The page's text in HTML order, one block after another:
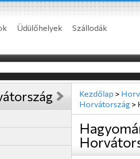
Üdülőhelyek Szállodák
Kezdőlap >
Horvátország >